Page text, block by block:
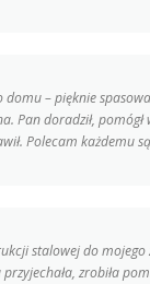
domu – pięknie
Pan doradził,
Polecam każdemu
stalowej do mojego
zrobiła